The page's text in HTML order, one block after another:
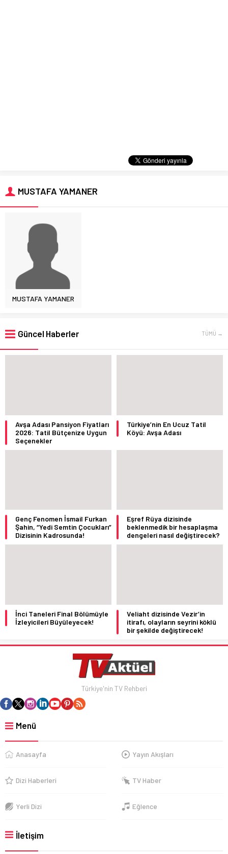
MUSTAFA YAMANER
MUSTAFA YAMANER
Güncel Haberler TÜMÜ →
Avşa Adası Pansiyon Fiyatları
2026: Tatil Bütçenize Uygun
Seçenekler
Türkiye’nin En Ucuz Tatil
Köyü: Avşa Adası
Genç Fenomen İsmail Furkan
Şahin, “Yedi Semtin Çocukları”
Dizisinin Kadrosunda!
Eşref Rüya dizisinde
beklenmedik bir hesaplaşma
dengeleri nasıl değiştirecek?
İnci Taneleri Final Bölümüyle
İzleyicileri Büyüleyecek!
Veliaht dizisinde Vezir’in
itirafı, olayların seyrini köklü
bir şekilde değiştirecek!
Türkiye'nin TV Rehberi
Menü
Anasayfa Yayın Akışları
Dizi Haberleri TV Haber
Yerli Dizi Eğlence
İletişim